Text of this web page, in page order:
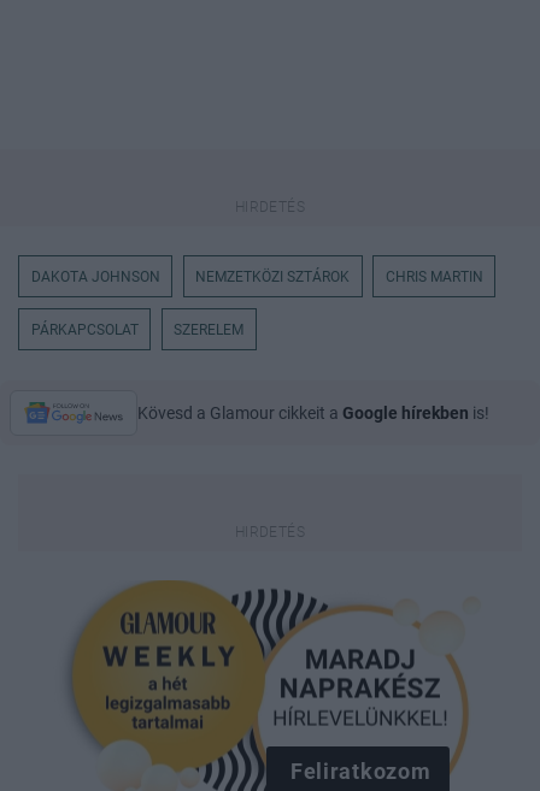
DAKOTA JOHNSON NEMZETKÖZI SZTÁROK CHRIS MARTIN
PÁRKAPCSOLAT SZERELEM
Kövesd a Glamour cikkeit a Google hírekben is!
Feliratkozom